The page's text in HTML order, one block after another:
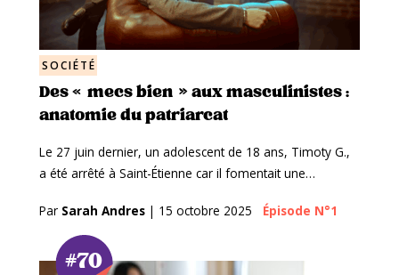
SOCIÉTÉ
Des « mecs bien » aux masculinistes :
anatomie du patriarcat
Le 27 juin dernier, un adolescent de 18 ans, Timoty G.,
a été arrêté à Saint-Étienne car il fomentait une…
Par Sarah Andres | 15 octobre 2025 Épisode N°1
#70